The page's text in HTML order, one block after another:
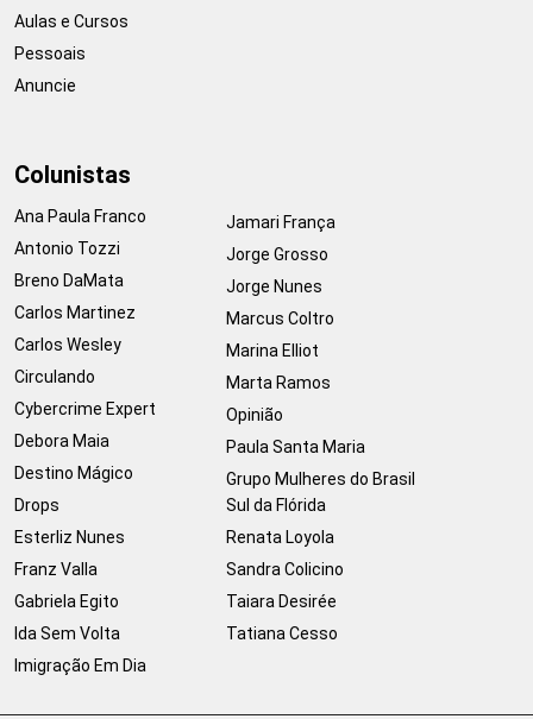
Aulas e Cursos
Pessoais
Anuncie
Colunistas
Ana Paula Franco
Antonio Tozzi
Breno DaMata
Carlos Martinez
Carlos Wesley
Circulando
Cybercrime Expert
Debora Maia
Destino Mágico
Drops
Esterliz Nunes
Franz Valla
Gabriela Egito
Ida Sem Volta
Imigração Em Dia
Jamari França
Jorge Grosso
Jorge Nunes
Marcus Coltro
Marina Elliot
Marta Ramos
Opinião
Paula Santa Maria
Grupo Mulheres do Brasil
Sul da Flórida
Renata Loyola
Sandra Colicino
Taiara Desirée
Tatiana Cesso